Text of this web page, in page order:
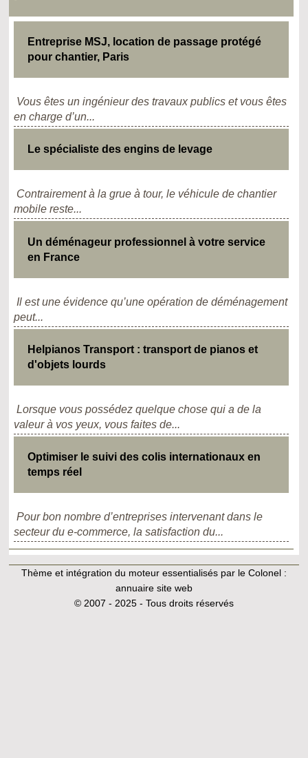
Entreprise MSJ, location de passage protégé
pour chantier, Paris
Vous êtes un ingénieur des travaux publics et vous êtes
en charge d’un...
Le spécialiste des engins de levage
Contrairement à la grue à tour, le véhicule de chantier
mobile reste...
Un déménageur professionnel à votre service
en France
Il est une évidence qu’une opération de déménagement
peut...
Helpianos Transport : transport de pianos et
d'objets lourds
Lorsque vous possédez quelque chose qui a de la
valeur à vos yeux, vous faites de...
Optimiser le suivi des colis internationaux en
temps réel
Pour bon nombre d’entreprises intervenant dans le
secteur du e-commerce, la satisfaction du...
Thème et intégration du moteur essentialisés par le Colonel :
annuaire site web
© 2007 - 2025 - Tous droits réservés